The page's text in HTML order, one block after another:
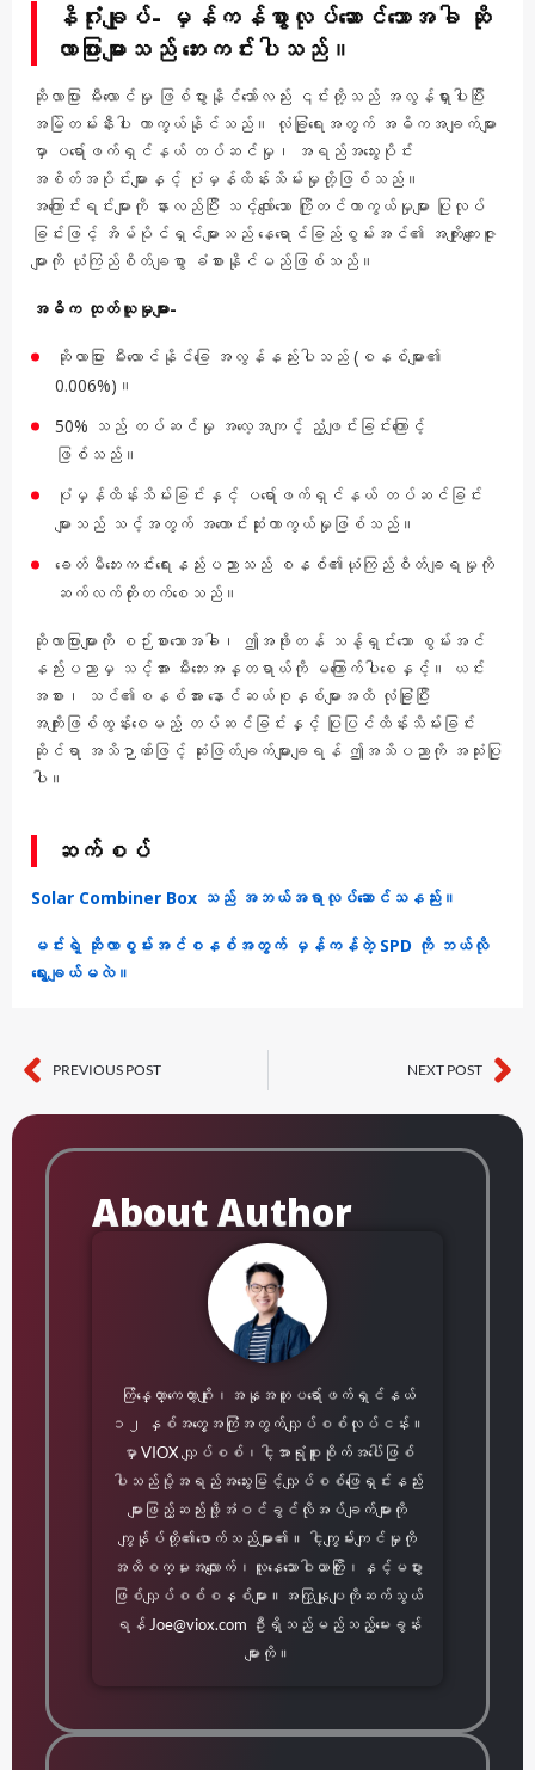
နိဂုံးချုပ်- မှန်ကန်စွာလုပ်ဆောင်သောအခါ ဆို
လာပြားများသည် ဘေးကင်းပါသည်။
ဆိုလာပြား မီးလောင်မှု ဖြစ်ပွားနိုင်သော်လည်း ၎င်းတို့သည် အလွန်ရှားပါးပြီး
အမြဲတမ်းနီးပါး ကာကွယ်နိုင်သည်။ လုံခြုံရေးအတွက် အဓိကအချက်များ
မှာ ပရော်ဖက်ရှင်နယ် တပ်ဆင်မှု၊ အရည်အသွေးပိုင်း
အစိတ်အပိုင်းများနှင့် ပုံမှန်ထိန်းသိမ်းမှုတို့ဖြစ်သည်။
အကြောင်းရင်းများကို နားလည်ပြီး သင့်လျော်သော ကြိုတင်ကာကွယ်မှုများ ပြုလုပ်
ခြင်းဖြင့် အိမ်ပိုင်ရှင်များသည် နေရောင်ခြည်စွမ်းအင်၏ အကျိုးကျေးဇူး
များကို ယုံကြည်စိတ်ချစွာ ခံစားနိုင်မည်ဖြစ်သည်။
အဓိက ထုတ်ယူမှုများ-
ဆိုလာပြား မီးလောင်နိုင်ခြေ အလွန်နည်းပါသည် (စနစ်များ၏
0.006%)။
50% သည် တပ်ဆင်မှု အလေ့အကျင့် ညံ့ဖျင်းခြင်းကြောင့်
ဖြစ်သည်။
ပုံမှန်ထိန်းသိမ်းခြင်းနှင့် ပရော်ဖက်ရှင်နယ် တပ်ဆင်ခြင်း
များသည် သင့်အတွက် အကောင်းဆုံးကာကွယ်မှုဖြစ်သည်။
ခေတ်မီဘေးကင်းရေးနည်းပညာသည် စနစ်၏ယုံကြည်စိတ်ချရမှုကို
ဆက်လက်တိုးတက်စေသည်။
ဆိုလာပြားများကို စဉ်းစားသောအခါ၊ ဤအဖိုးတန် သန့်ရှင်းသော စွမ်းအင်
နည်းပညာမှ သင့်အား မီးဘေးအန္တရာယ်ကို မကြောက်ပါစေနှင့်။ ယင်း
အစား၊ သင်၏စနစ်အား နောင်ဆယ်စုနှစ်များအထိ လုံခြုံပြီး
အကျိုးဖြစ်ထွန်းစေမည့် တပ်ဆင်ခြင်းနှင့် ပြုပြင်ထိန်းသိမ်းခြင်း
ဆိုင်ရာ အသိဉာဏ်ဖြင့် ဆုံးဖြတ်ချက်များချရန် ဤအသိပညာကို အသုံးပြု
ပါ။
ဆက်စပ်
Solar Combiner Box သည် အဘယ်အရာလုပ်ဆောင်သနည်း။
မင်းရဲ့ ဆိုလာစွမ်းအင်စနစ်အတွက် မှန်ကန်တဲ့ SPD ကို ဘယ်လို
ရွေးချယ်မလဲ။
Prev
PREVIOUS POST NEXT POST လ
About Author
ကြ်န္ေတာ္ကေတာ့ဂျိုး၊အနုအတူပရော်ဖက်ရှင်နယ်
၁၂ နှစ်အတွေ့အကြုံအတွက်လျှပ်စစ်လုပ်ငန်း။
မှာ VIOX လျှပ်စစ်၊ငါ့အာရုံစူးစိုက်အပေါ်ဖြစ်
ပါသည်ပို့အရည်အသွေးမြင့်လျှပ်စစ်ဖြေရှင်းနည်း
များဖြည့်ဆည်းဖို့အံဝင်ခွင်လိုအပ်ချက်များကို
ကျွန်ုပ်တို့၏ဖောက်သည်များ၏။ ငါ့ကျွမ်းကျင်မှုကို
အထိစက္မႈအလျောက်၊လူနေသောဝါယာကြိုး၊နှင့်မပွား
ဖြစ်လျှပ်စစ်စနစ်များ။အကြှနျုပျကိုဆက်သွယ်
ရန်Joe@viox.com ဦးရှိသည်မည်သည့်မေးခွန်း
များကို။